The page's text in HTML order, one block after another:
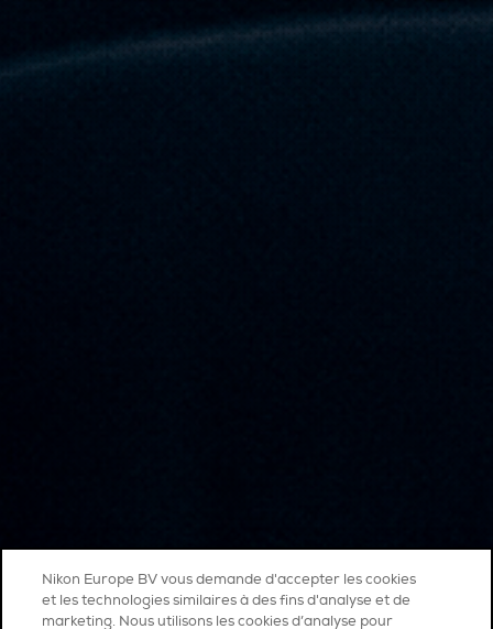
Nikon Europe BV vous demande d'accepter les cookies
et les technologies similaires à des fins d'analyse et de
marketing. Nous utilisons les cookies d’analyse pour